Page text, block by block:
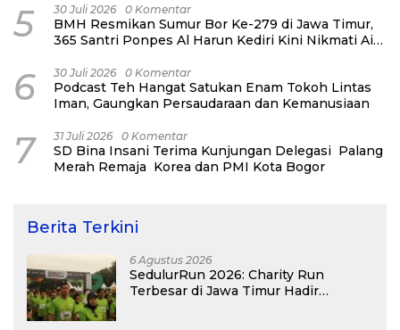
5 30 Juli 2026 0 Komentar
BMH Resmikan Sumur Bor Ke-279 di Jawa Timur,
365 Santri Ponpes Al Harun Kediri Kini Nikmati Air
6 30 Juli 2026 0 Komentar
Podcast Teh Hangat Satukan Enam Tokoh Lintas
Iman, Gaungkan Persaudaraan dan Kemanusiaan
7 31 Juli 2026 0 Komentar
SD Bina Insani Terima Kunjungan Delegasi Palang
Merah Remaja Korea dan PMI Kota Bogor
Berita Terkini
6 Agustus 2026
SedulurRun 2026: Charity Run
Terbesar di Jawa Timur Hadir